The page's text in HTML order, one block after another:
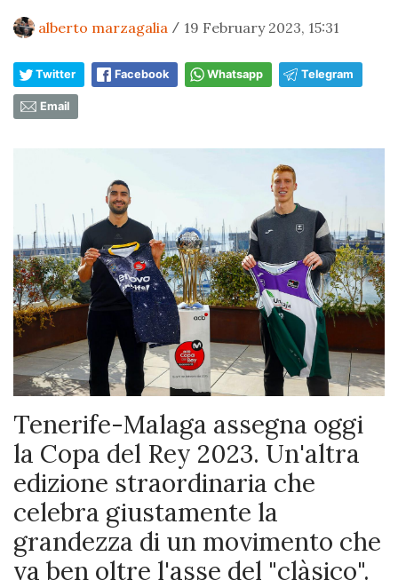
alberto marzagalia / 19 February 2023, 15:31
Twitter Facebook Whatsapp Telegram
Email
Tenerife-Malaga assegna oggi
la Copa del Rey 2023. Un'altra
edizione straordinaria che
celebra giustamente la
grandezza di un movimento che
va ben oltre l'asse del "clàsico".